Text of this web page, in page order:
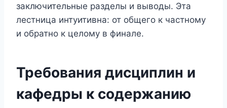
заключительные разделы и выводы. Эта
лестница интуитивна: от общего к частному
и обратно к целому в финале.
Требования дисциплин и
кафедры к содержанию